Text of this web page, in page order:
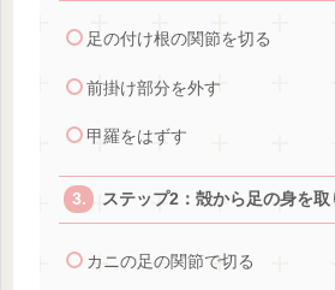
足の付け根の関節を切る
前掛け部分を外す
甲羅をはずす
ステップ2：殻から足の身を取
カニの足の関節で切る